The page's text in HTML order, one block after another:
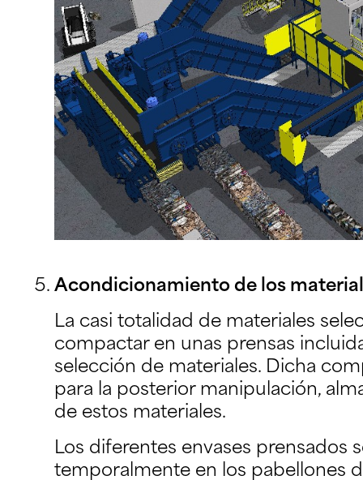
Acondicionamiento de los
La casi totalidad de materiales
compactar en unas prensas
selección de materiales. Dicha
para la posterior manipulación,
de estos materiales.
Los diferentes envases prensados
temporalmente en los pabellones